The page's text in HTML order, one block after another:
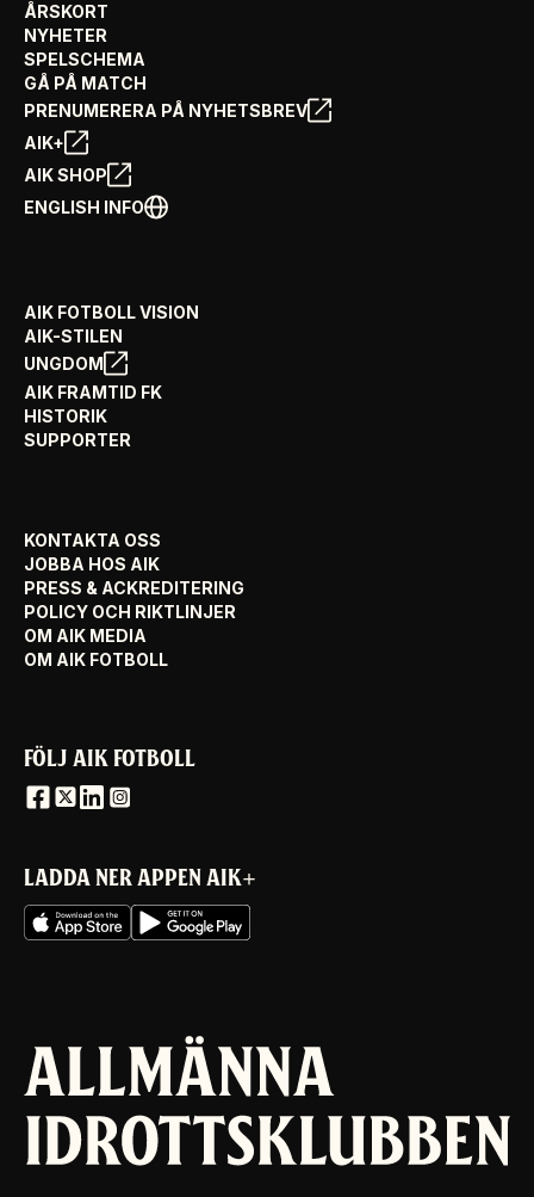
ÅRSKORT
NYHETER
SPELSCHEMA
GÅ PÅ MATCH
PRENUMERERA PÅ NYHETSBREV
AIK+
AIK SHOP
ENGLISH INFO
AIK FOTBOLL VISION
AIK-STILEN
UNGDOM
AIK FRAMTID FK
HISTORIK
SUPPORTER
KONTAKTA OSS
JOBBA HOS AIK
PRESS & ACKREDITERING
POLICY OCH RIKTLINJER
OM AIK MEDIA
OM AIK FOTBOLL
FÖLJ AIK FOTBOLL
LADDA NER APPEN AIK+